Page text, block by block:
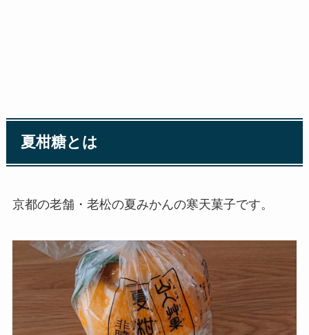
夏柑糖とは
京都の老舗・老松の夏みかんの寒天菓子です。